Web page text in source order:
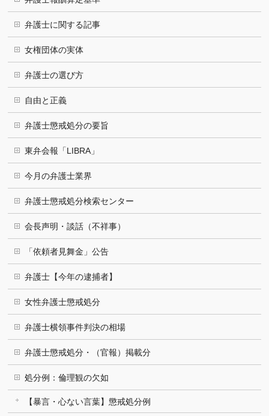
弁護士に関する記事
女権団体の実体
弁護士の選び方
自由と正義
弁護士懲戒処分の要旨
東弁会報「LIBRA」
今月の弁護士業界
弁護士懲戒処分検索センター
会長声明・談話（不祥事）
「依頼者見舞金」公告
弁護士【今年の逮捕者】
女性弁護士懲戒処分
弁護士横領事件判決の相場
弁護士懲戒処分・（官報）掲載分
処分例：倫理観の欠如
【暴言・心ない言葉】懲戒処分例